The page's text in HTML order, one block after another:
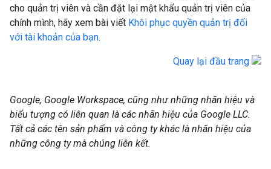
cho quản trị viên và cần đặt lại mật khẩu quản trị viên của
chính mình, hãy xem bài viết Khôi phục quyền quản trị đối
với tài khoản của bạn.
Quay lại đầu trang
Google, Google Workspace, cũng như những nhãn hiệu và
biểu tượng có liên quan là các nhãn hiệu của Google LLC.
Tất cả các tên sản phẩm và công ty khác là nhãn hiệu của
những công ty mà chúng liên kết.